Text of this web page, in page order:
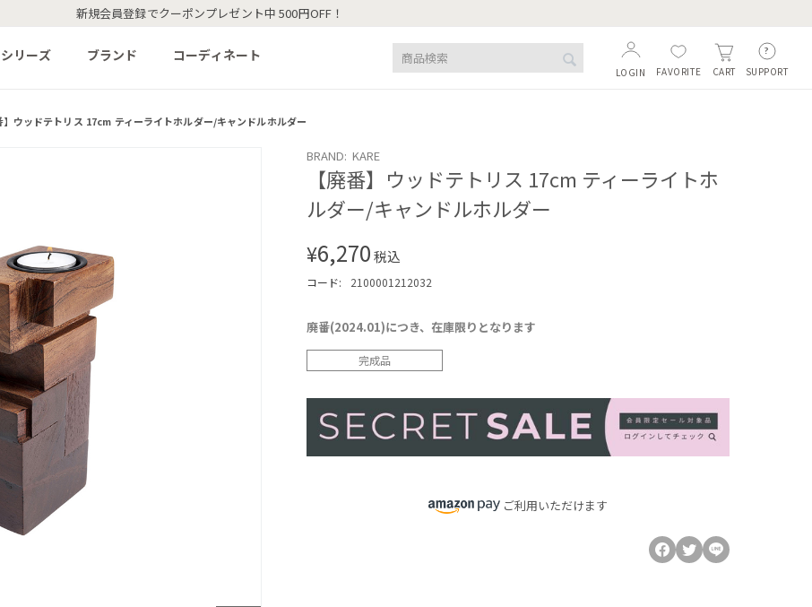
新規会員登録でクーポンプレゼント中 500円OFF！
シリーズ ブランド コーディネート
SUPPORT
CART
FAVORITE
LOGIN
】ウッドテトリス 17cm ティーライトホルダー/キャンドルホルダー
BRAND: KARE
【廃番】ウッドテトリス 17cm ティーライトホ
ルダー/キャンドルホルダー
¥6,270税込
コード: 2100001212032
廃番(2024.01)につき、在庫限りとなります
完成品
ご利用いただけます